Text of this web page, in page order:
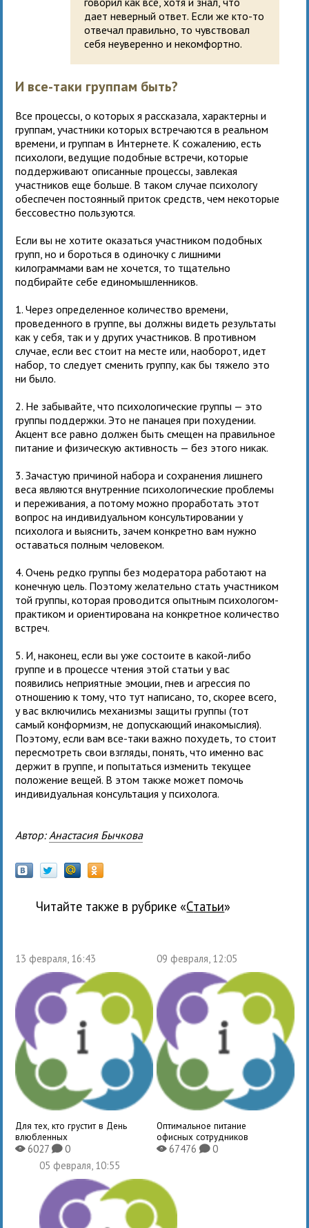
дает неверный ответ. Если же кто-то
отвечал правильно, то чувствовал
себя неуверенно и некомфортно.
И все-таки группам быть?
Все процессы, о которых я рассказала, характерны и
группам, участники которых встречаются в реальном
времени, и группам в Интернете. К сожалению, есть
психологи, ведущие подобные встречи, которые
поддерживают описанные процессы, завлекая
участников еще больше. В таком случае психологу
обеспечен постоянный приток средств, чем некоторые
бессовестно пользуются.
Если вы не хотите оказаться участником подобных
групп, но и бороться в одиночку с лишними
килограммами вам не хочется, то тщательно
подбирайте себе единомышленников.
1. Через определенное количество времени,
проведенного в группе, вы должны видеть результаты
как у себя, так и у других участников. В противном
случае, если вес стоит на месте или, наоборот, идет
набор, то следует сменить группу, как бы тяжело это
ни было.
2. Не забывайте, что психологические группы — это
группы поддержки. Это не панацея при похудении.
Акцент все равно должен быть смещен на правильное
питание и физическую активность — без этого никак.
3. Зачастую причиной набора и сохранения лишнего
веса являются внутренние психологические проблемы
и переживания, а потому можно проработать этот
вопрос на индивидуальном консультировании у
психолога и выяснить, зачем конкретно вам нужно
оставаться полным человеком.
4. Очень редко группы без модератора работают на
конечную цель. Поэтому желательно стать участником
той группы, которая проводится опытным психологом-
практиком и ориентирована на конкретное количество
встреч.
5. И, наконец, если вы уже состоите в какой-либо
группе и в процессе чтения этой статьи у вас
появились неприятные эмоции, гнев и агрессия по
отношению к тому, что тут написано, то, скорее всего,
у вас включились механизмы защиты группы (тот
самый конформизм, не допускающий инакомыслия).
Поэтому, если вам все-таки важно похудеть, то стоит
пересмотреть свои взгляды, понять, что именно вас
держит в группе, и попытаться изменить текущее
положение вещей. В этом также может помочь
индивидуальная консультация у психолога.
Автор: Анастасия Бычкова
Читайте также в рубрике « Статьи»
13 февраля, 16:43
Для тех, кто грустит в День
влюбленных
X6027K0
09 февраля, 12:05
Оптимальное питание
офисных сотрудников
X67476 K0
05 февраля, 10:55